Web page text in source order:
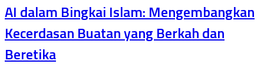
AI dalam Bingkai Islam: Mengembangkan
Kecerdasan Buatan yang Berkah dan
Beretika